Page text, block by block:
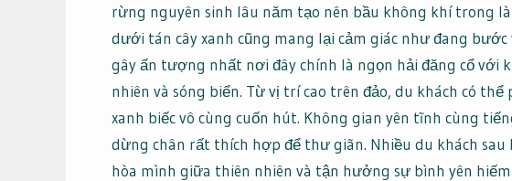
rừng nguyên sinh lâu năm tạo nên bầu không khí trong
dưới tán cây xanh cũng mang lại cảm giác như đang
gây ấn tượng nhất nơi đây chính là ngọn hải đăng cổ với
nhiên và sóng biển. Từ vị trí cao trên đảo, du khách có
xanh biếc vô cùng cuốn hút. Không gian yên tĩnh cùng
dừng chân rất thích hợp để thư giãn. Nhiều du khách
hòa mình giữa thiên nhiên và tận hưởng sự bình yên hiếm